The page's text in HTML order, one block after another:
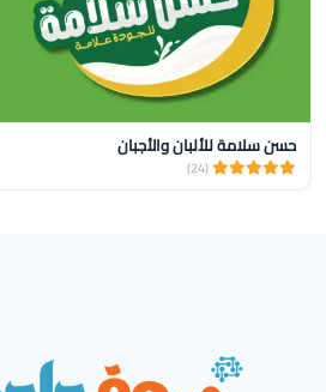
حسن سلامة للألبان والأجبان
(24)